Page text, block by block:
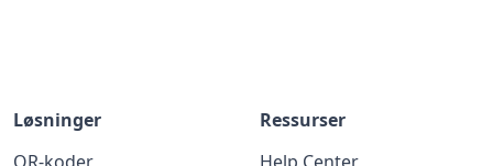
Løsninger
Ressurser